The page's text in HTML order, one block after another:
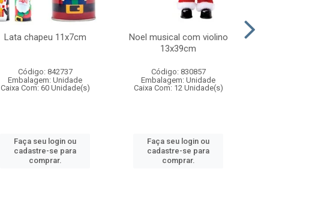
Lata chapeu 11x7cm
Código: 842737
Embalagem: Unidade
Caixa Com: 60 Unidade(s)
Faça seu login ou
cadastre-se para
comprar.
Noel musical com violino
13x39cm
Código: 830857
Embalagem: Unidade
Caixa Com: 12 Unidade(s)
Faça seu login ou
cadastre-se para
comprar.